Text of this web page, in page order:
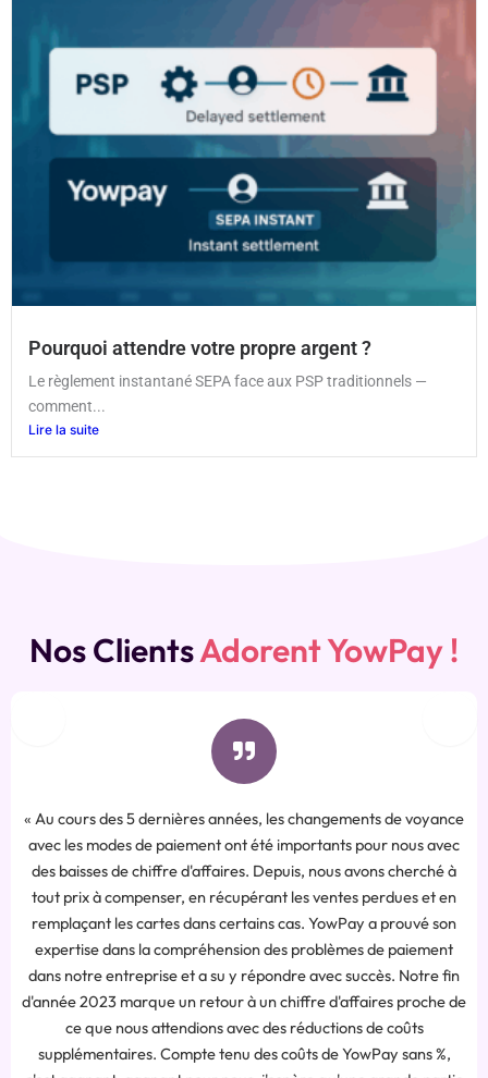
Pourquoi attendre votre propre argent ?
Le règlement instantané SEPA face aux PSP traditionnels —
comment...
Lire la suite
Nos ClientsAdorent YowPay !
« La mise en place de la solution YowPay sur site a
instantanée, les téléphones mobiles des
remplaçant directement les terminaux de paiement
Une petite intégration dans notre système de
ligne a dû être réalisée avec les équipes YowPay
suis très content du résultat, une belle économie de
ce qui est important pour une PME comme nous,
investir dans la promotion et générer plus de chiffre
2024. »